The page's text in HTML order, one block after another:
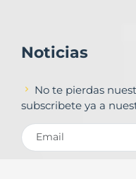
Noticias
No te pierdas
subscribete ya a